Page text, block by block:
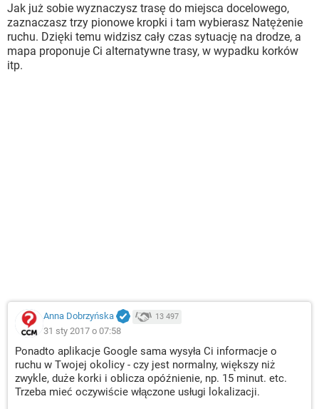
Jak już sobie wyznaczysz trasę do miejsca docelowego,
zaznaczasz trzy pionowe kropki i tam wybierasz Natężenie
ruchu. Dzięki temu widzisz cały czas sytuację na drodze, a
mapa proponuje Ci alternatywne trasy, w wypadku korków
itp.
Anna Dobrzyńska 13 497
31 sty 2017 o 07:58
Ponadto aplikacje Google sama wysyła Ci informacje o
ruchu w Twojej okolicy - czy jest normalny, większy niż
zwykle, duże korki i oblicza opóźnienie, np. 15 minut. etc.
Trzeba mieć oczywiście włączone usługi lokalizacji.